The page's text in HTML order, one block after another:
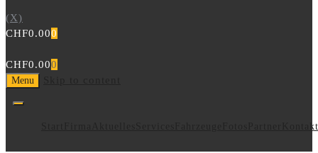
(X)
CHF0.000
CHF0.000
Menu
Kontakt